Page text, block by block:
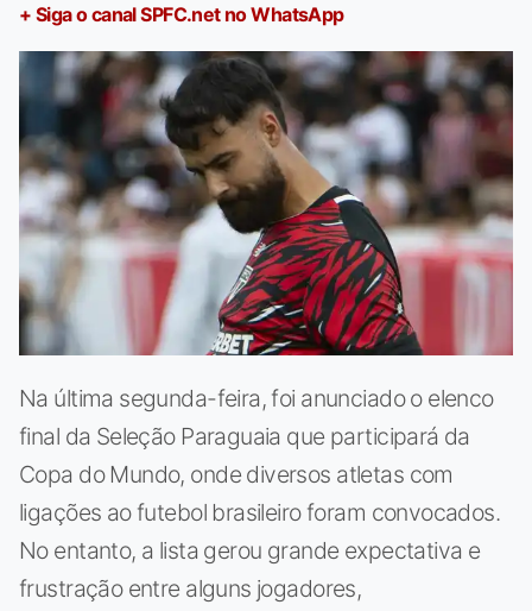
+ Siga o canal SPFC.net no WhatsApp
Na última segunda-feira, foi anunciado o elenco
final da Seleção Paraguaia que participará da
Copa do Mundo, onde diversos atletas com
ligações ao futebol brasileiro foram convocados.
No entanto, a lista gerou grande expectativa e
frustração entre alguns jogadores,